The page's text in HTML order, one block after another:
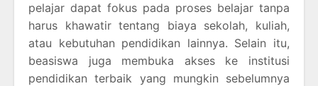
pelajar dapat fokus pada proses belajar tanpa
harus khawatir tentang biaya sekolah, kuliah,
atau kebutuhan pendidikan lainnya. Selain itu,
beasiswa juga membuka akses ke institusi
pendidikan terbaik yang mungkin sebelumnya